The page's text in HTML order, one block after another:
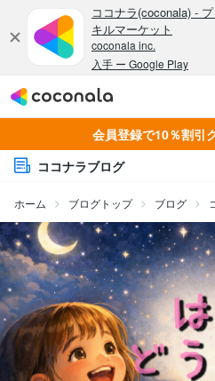
会員登録で10％割引
ココナラブログ
ホーム ブログトップ ブログ